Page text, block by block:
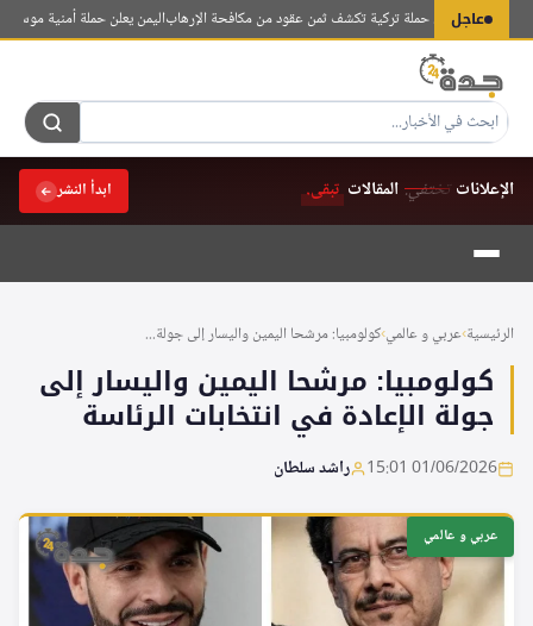
عاجل اليمن يعلن حملة أمنية موسعة
الإعلانات تختفي.المقالات تبقى. ابدأ النشر
التجاوز
المحتوى
الرئيسية›عربي و عالمي›كولومبيا: مرشحا اليمين واليسار إلى جولة...
كولومبيا: مرشحا اليمين واليسار إلى
جولة الإعادة في انتخابات الرئاسة
01/06/2026 15:01 راشد سلطان
عربي و عالمي